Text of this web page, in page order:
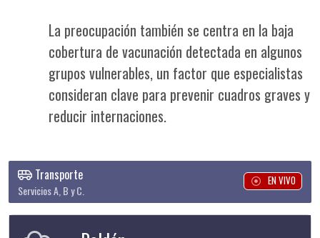
La preocupación también se centra en la baja
cobertura de vacunación detectada en algunos
grupos vulnerables, un factor que especialistas
consideran clave para prevenir cuadros graves y
reducir internaciones.
Transporte
Servicios A, B y C.
EN VIVO